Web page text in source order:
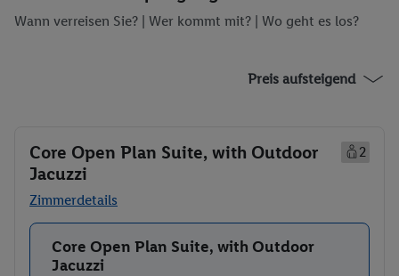
Wann verreisen Sie? | Wer kommt mit? | Wo geht es los?
Preis aufsteigend
Core Open Plan Suite, with Outdoor
Jacuzzi
2
Zimmerdetails
Buchen
Core Open Plan Suite, with Outdoor
Jacuzzi